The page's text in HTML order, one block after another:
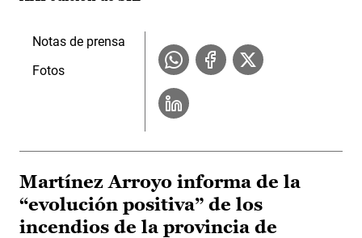
Notas de prensa
Fotos
Martínez Arroyo informa de la
“evolución positiva” de los
incendios de la provincia de